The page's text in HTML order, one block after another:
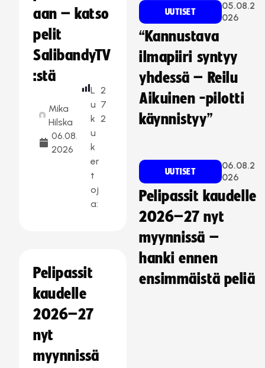
aan – katso
pelit
SalibandyTV
:stä
Mika
Hilska
06.08.
2026
L
u
k
u
k
er
t
oj
a:
2
7
2
Pelipassit
kaudelle
2026–27
nyt
myynnissä
UUTISET
05.08.2
026
“Kannustava
ilmapiiri syntyy
yhdessä – Reilu
Aikuinen -pilotti
käynnistyy”
UUTISET
06.08.2
026
Pelipassit kaudelle
2026–27 nyt
myynnissä –
hanki ennen
ensimmäistä peliä